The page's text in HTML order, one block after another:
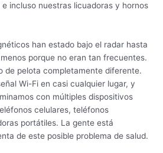
incluso nuestras licuadoras y hornos
han estado bajo el radar hasta
porque no eran tan frecuentes.
de pelota completamente diferente.
Wi-Fi en casi cualquier lugar, y
con múltiples dispositivos
celulares, teléfonos
portátiles. La gente está
de este posible problema de salud.